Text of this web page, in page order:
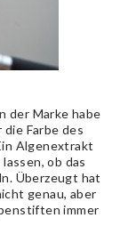
der Marke habe
Farbe des
Algenextrakt
ob das
Überzeugt hat
genau, aber
immer